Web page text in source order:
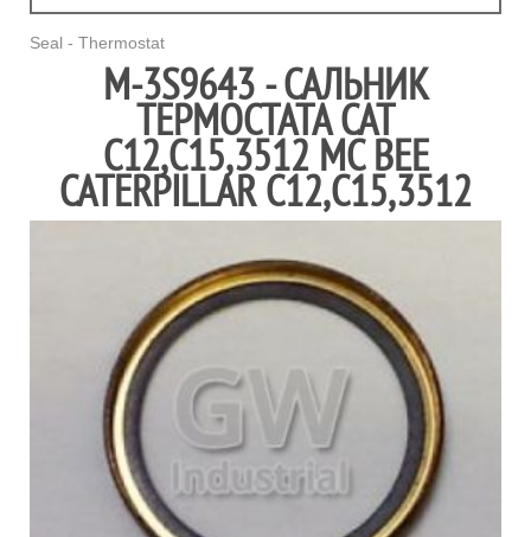
Seal - Thermostat
M-3S9643 - САЛЬНИК
ТЕРМОСТАТА CAT
C12,C15,3512 MC BEE
CATERPILLAR C12,C15,3512